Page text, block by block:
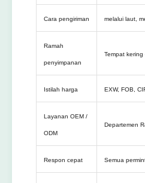
Cara pengiriman melalui laut,
Ramah
penyimpanan
Tempat
Istilah harga EXW, FOB,
Layanan OEM /
ODM
Departemen
Respon cepat Semua